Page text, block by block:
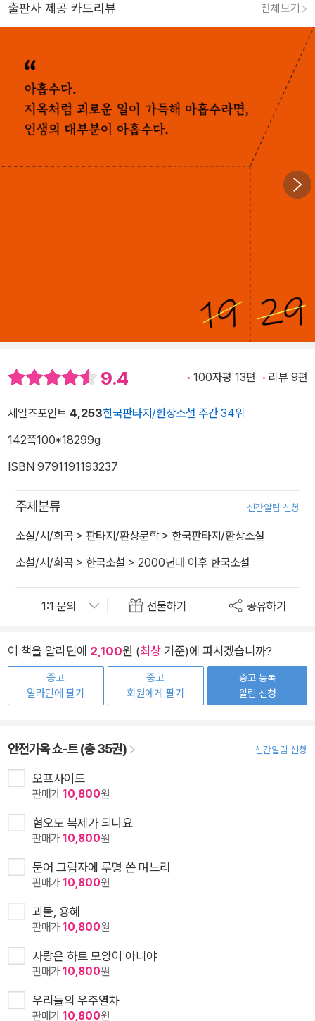
출판사 제공 카드리뷰 전체보기
9.4 100자평 13편 리뷰 9편
세일즈포인트 4,253한국판타지/환상소설 주간 34위
142쪽100*18299g
ISBN 9791191193237
주제분류 신간알림 신청
소설/시/희곡 > 판타지/환상문학> 한국판타지/환상소설
소설/시/희곡 > 한국소설 > 2000년대 이후 한국소설
선물하기 공유하기
이 책을 알라딘에 2,100원 (최상 기준)에 파시겠습니까?
중고
알라딘에 팔기
중고
회원에게 팔기
중고 등록
알림 신청
안전가옥 쇼-트 (총 35권) 신간알림 신청
오프사이드
판매가10,800원
혐오도 복제가 되나요
판매가10,800원
문어 그림자에 루명 쓴 며느리
판매가10,800원
괴물, 용혜
판매가10,800원
사랑은 하트 모양이 아니야
판매가10,800원
우리들의 우주열차
판매가10,800원